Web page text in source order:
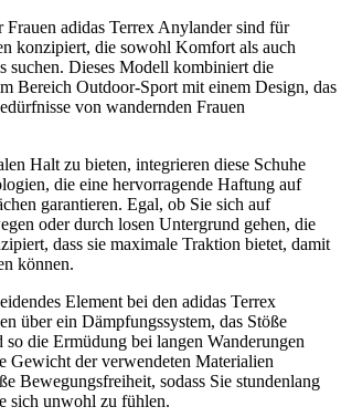
Frauen adidas Terrex Anylander sind für
konzipiert, die sowohl Komfort als auch
suchen. Dieses Modell kombiniert die
Bereich Outdoor-Sport mit einem Design, das
von wandernden Frauen
Halt zu bieten, integrieren diese Schuhe
die eine hervorragende Haftung auf
garantieren. Egal, ob Sie sich auf
oder durch losen Untergrund gehen, die
dass sie maximale Traktion bietet, damit
können.
Element bei den adidas Terrex
über ein Dämpfungssystem, das Stöße
die Ermüdung bei langen Wanderungen
Gewicht der verwendeten Materialien
Bewegungsfreiheit, sodass Sie stundenlang
sich unwohl zu fühlen.